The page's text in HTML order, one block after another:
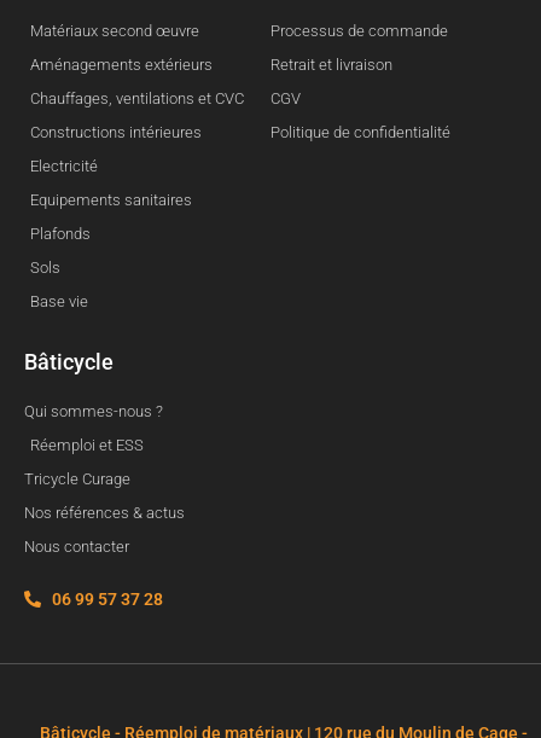
Matériaux second œuvre
Aménagements extérieurs
Chauffages, ventilations et CVC
Constructions intérieures
Electricité
Equipements sanitaires
Plafonds
Sols
Base vie
Processus de commande
Retrait et livraison
CGV
Politique de confidentialité
Bâticycle
Qui sommes-nous ?
Réemploi et ESS
Tricycle Curage
Nos références & actus
Nous contacter
06 99 57 37 28
Bâticycle - Réemploi de matériaux | 120 rue du Moulin de Cage -